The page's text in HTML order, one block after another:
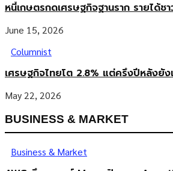
หนี้เกษตรกดเศรษฐกิจฐานราก รายได้ช
June 15, 2026
Columnist
เศรษฐกิจไทยโต 2.8% แต่ครึ่งปีหลังยั
May 22, 2026
BUSINESS & MARKET
Business & Market